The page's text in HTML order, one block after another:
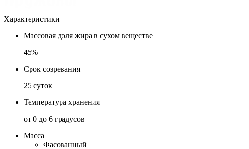
Характеристики
Массовая доля жира в сухом веществе
45%
Срок созревания
25 суток
Температура хранения
от 0 до 6 градусов
Масса
Фасованный